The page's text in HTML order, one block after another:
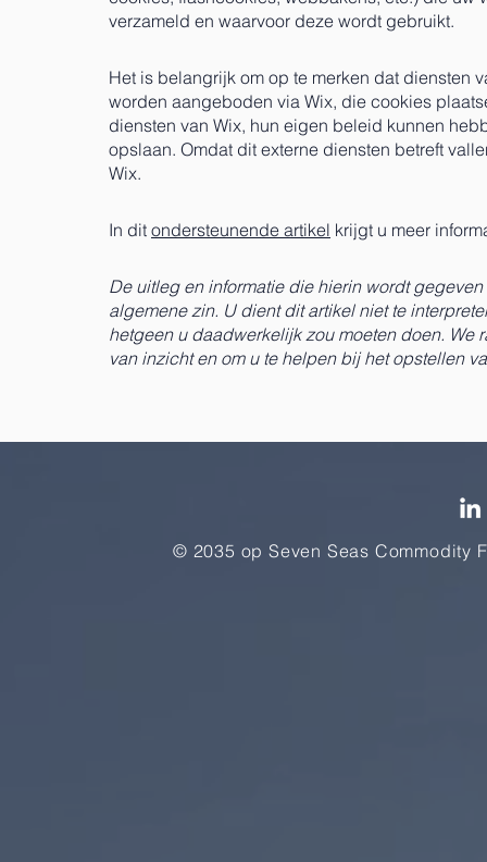
verzameld en waarvoor deze wordt gebruikt.
Het is belangrijk om op te merken dat diensten
worden aangeboden via Wix, die cookies
diensten van Wix, hun eigen beleid kunnen
opslaan. Omdat dit externe diensten betreft
Wix.
In dit ondersteunende artikel krijgt u meer
De uitleg en informatie die hierin wordt
algemene zin. U dient dit artikel niet te
hetgeen u daadwerkelijk zou moeten doen.
van inzicht en om u te helpen bij het opstellen
© 2035 op Seven Seas Commodity